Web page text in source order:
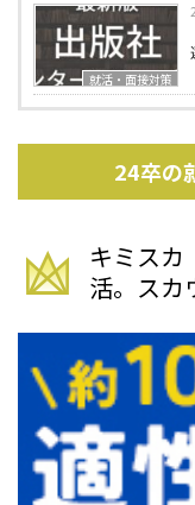
就活・面接対策
24卒の
キミスカ
活。スカ